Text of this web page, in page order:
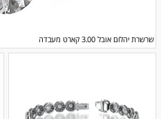
שרשרת יהלום אובל 3.00 קארט מעבדה